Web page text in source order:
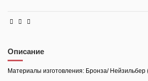
Описание
Материалы изготовления: Бронза/ Нейзильбер